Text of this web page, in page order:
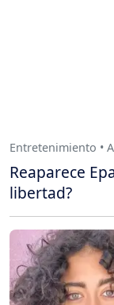
Entretenimiento •
Reaparece
libertad?